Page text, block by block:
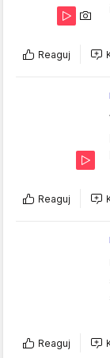
Reaguj
Reaguj
Reaguj